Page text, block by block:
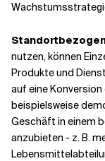
nutzen, können
Produkte und
auf eine Konversion
beispielsweise
Geschäft in einem
anzubieten - z. B.